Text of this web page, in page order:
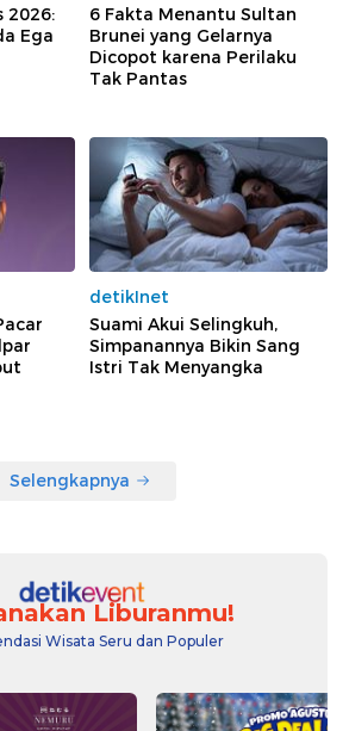
2026:
Ega
6 Fakta Menantu Sultan
Brunei yang Gelarnya
Dicopot karena Perilaku
Tak Pantas
detikInet
Suami Akui Selingkuh,
Simpanannya Bikin Sang
Istri Tak Menyangka
Selengkapnya
Liburanmu!
Wisata Seru dan Populer